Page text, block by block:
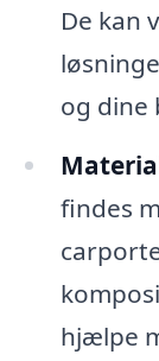
De kan
og dine
findes
hjælpe